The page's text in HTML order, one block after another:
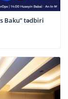
Baku” tədbiri